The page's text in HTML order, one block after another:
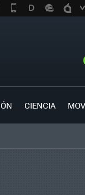
CIENCIA